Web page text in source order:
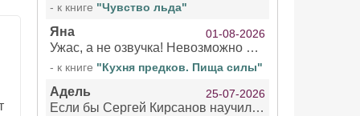
- к книге "Чувство льда"
Яна 01-08-2026
Ужас, а не озвучка! Невозможно вникать в смысл текста из за кривляний чтеца
- к книге "Кухня предков. Пища силы"
Адель 25-07-2026
Если бы Сергей Кирсанов научился не сглатывать каждые 1-2 минуты слюну, так что слышно в микрофоне и, что вызывает отвращение, то мелжно было бы слушать.